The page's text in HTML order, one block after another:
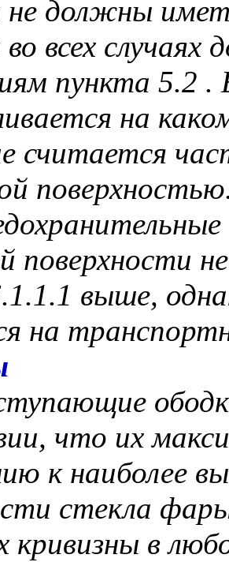
должны
всех
пункта 5.2 .
на
считается
поверхности
выше,
на
что их
к наиболее
стекла
кривизны в